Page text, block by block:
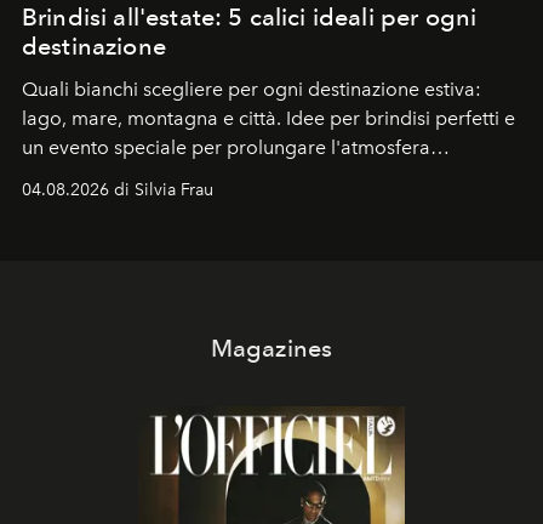
Brindisi all'estate: 5 calici ideali per ogni
destinazione
Quali bianchi scegliere per ogni destinazione estiva:
lago, mare, montagna e città. Idee per brindisi perfetti e
un evento speciale per prolungare l'atmosfera
04.08.2026 di Silvia Frau
Magazines